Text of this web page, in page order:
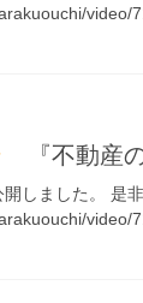
『不動産の
しました。 是